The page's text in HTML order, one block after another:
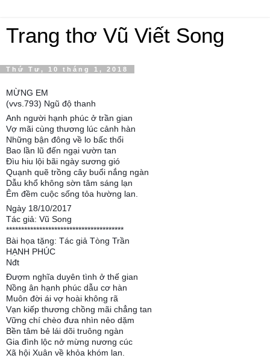
Trang thơ Vũ Viết Song
Thứ Tư, 10 tháng 1, 2018
MỪNG EM
(vvs.793) Ngũ độ thanh
Anh người hạnh phúc ở trần gian
Vợ mãi cùng thương lúc cảnh hàn
Những bận đông về lo bấc thổi
Bao lần lũ đến ngại vườn tan
Đìu hiu lội bãi ngày sương gió
Quạnh quẽ trồng cây buổi nắng ngàn
Dẫu khổ không sờn tâm sáng lạn
Êm đềm cuộc sống tỏa hường lan.
Ngày 18/10/2017
Tác giả: Vũ Song
***************************************
Bài họa tặng: Tác giả Tòng Trần
HẠNH PHÚC
Nđt
Đượm nghĩa duyên tình ở thế gian
Nồng ân hạnh phúc dẫu cơ hàn
Muôn đời ái vợ hoài không rã
Vạn kiếp thương chồng mãi chẳng tan
Vững chí chèo đưa nhìn nẻo dặm
Bền tâm bẻ lái dõi truông ngàn
Gia đình lộc nở mừng nương cúc
Xã hội Xuân về khỏa khóm lan.